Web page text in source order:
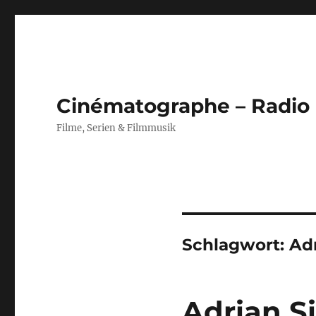
Cinématographe – Radio
Filme, Serien & Filmmusik
Schlagwort: